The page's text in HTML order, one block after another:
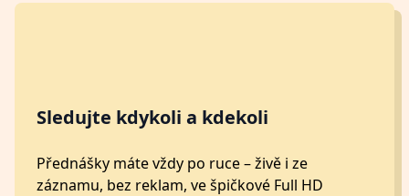
Sledujte kdykoli a kdekoli
Přednášky máte vždy po ruce – živě i ze
záznamu, bez reklam, ve špičkové Full HD